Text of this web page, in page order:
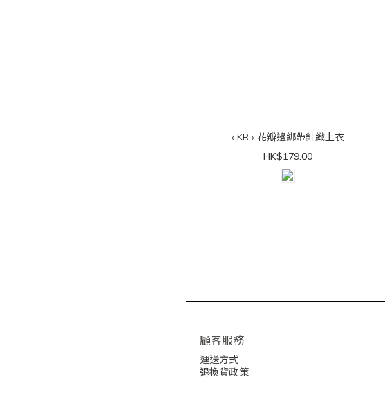
‹ KR › 花瓣邊綁帶針織上衣
HK$179.00
顧客服務
運送方式
退換貨政策